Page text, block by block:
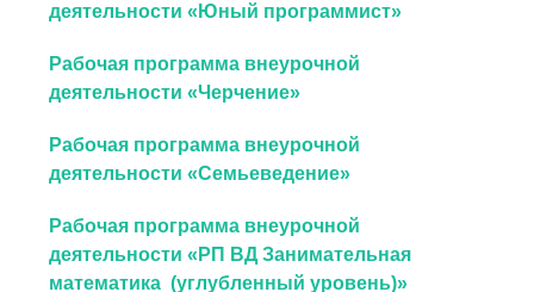
деятельности «Юный программист»
Рабочая программа внеурочной
деятельности «Черчение»
Рабочая программа внеурочной
деятельности «Семьеведение»
Рабочая программа внеурочной
деятельности «РП ВД Занимательная
математика (углубленный уровень)»